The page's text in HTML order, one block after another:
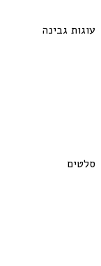
עוגות גבינה
סלטים